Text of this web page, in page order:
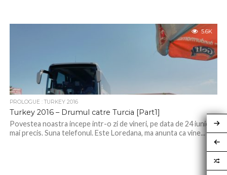
5.6K
PROLOGUE : TURKEY 2016
Turkey 2016 – Drumul catre Turcia [Part1]
Povestea noastra incepe intr-o zi de vineri, pe data de 24 iunie
mai precis. Suna telefonul. Este Loredana, ma anunta ca vine...